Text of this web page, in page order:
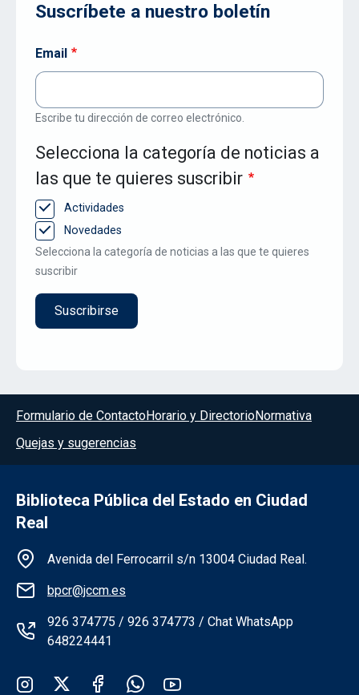
Suscríbete a nuestro boletín
Email
Escribe tu dirección de correo electrónico.
Selecciona la categoría de noticias a
las que te quieres suscribir
Actividades
Novedades
Selecciona la categoría de noticias a las que te quieres
suscribir
Menú del pie
Formulario de ContactoHorario y DirectorioNormativa
Quejas y sugerencias
Biblioteca Pública del Estado en Ciudad
Real
Información de la institución
Avenida del Ferrocarril s/n 13004 Ciudad Real.
bpcr@jccm.es
926 374775 / 926 374773 / Chat WhatsApp
648224441
Redes sociales institución